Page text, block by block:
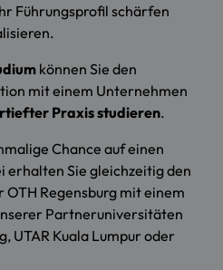
Führungsprofil schärfen
können Sie den
mit einem Unternehmen
Praxis studieren.
Chance auf einen
erhalten Sie gleichzeitig den
OTH Regensburg mit einem
Partneruniversitäten
UTAR Kuala Lumpur oder